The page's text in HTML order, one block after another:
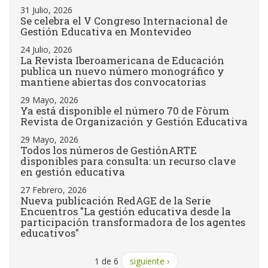
31 Julio, 2026
Se celebra el V Congreso Internacional de
Gestión Educativa en Montevideo
24 Julio, 2026
La Revista Iberoamericana de Educación
publica un nuevo número monográfico y
mantiene abiertas dos convocatorias
29 Mayo, 2026
Ya está disponible el número 70 de Fòrum
Revista de Organización y Gestión Educativa
29 Mayo, 2026
Todos los números de GestiónARTE
disponibles para consulta: un recurso clave
en gestión educativa
27 Febrero, 2026
Nueva publicación RedAGE de la Serie
Encuentros "La gestión educativa desde la
participación transformadora de los agentes
educativos"
1 de 6 siguiente ›